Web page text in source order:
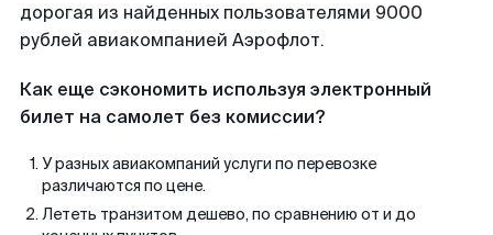
дорогая из найденных пользователями 9000
рублей авиакомпанией Аэрофлот.
Как еще сэкономить используя электронный
билет на самолет без комиссии?
У разных авиакомпаний услуги по перевозке
различаются по цене.
Лететь транзитом дешево, по сравнению от и до